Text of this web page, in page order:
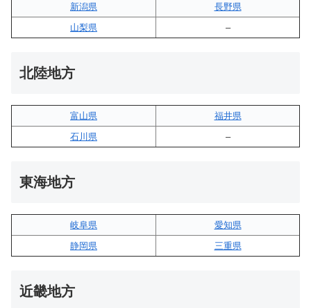
新潟県
長野県
山梨県
–
北陸地方
富山県
福井県
石川県
–
東海地方
岐阜県
愛知県
静岡県
三重県
近畿地方